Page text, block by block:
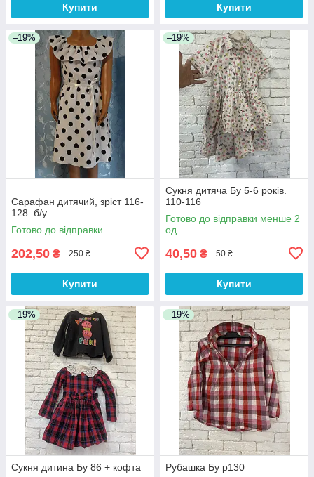
Купити Купити
–19%
Сарафан дитячий, зріст 116-
128. б/у
Готово до відправки
202,50 ₴ 250 ₴
Купити
–19%
Сукня дитяча Бу 5-6 років.
110-116
Готово до відправки менше 2
од.
40,50 ₴ 50 ₴
Купити
–19%
Сукня дитина Бу 86 + кофта
–19%
Рубашка Бу р130